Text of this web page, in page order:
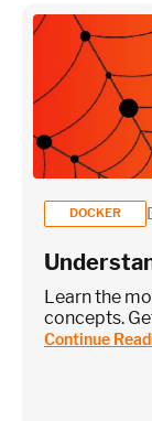
DOCKER
Learn the
concepts.
Continue